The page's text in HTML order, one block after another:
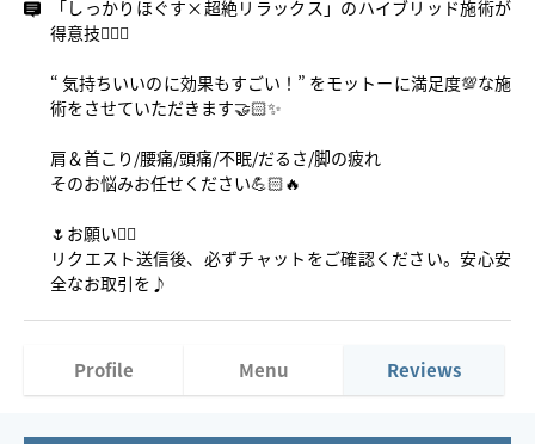
「しっかりほぐす×超絶リラックス」のハイブリッド施術が
得意技✊🏻🍉
“ 気持ちいいのに効果もすごい！” をモットーに満足度💯な施
術をさせていただきます🤝🏻✨
肩＆首こり/腰痛/頭痛/不眠/だるさ/脚の疲れ
そのお悩みお任せください💪🏻🔥
🌷お願い✍🏻
リクエスト送信後、必ずチャットをご確認ください。安心安
全なお取引を♪
Profile Menu Reviews